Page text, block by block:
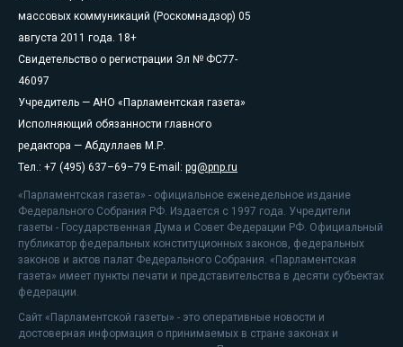
массовых коммуникаций (Роскомнадзор) 05
августа 2011 года. 18+
Свидетельство о регистрации Эл № ФС77-
46097
Учредитель — АНО «Парламентская газета»
Исполняющий обязанности главного
редактора — Абдуллаев М.Р.
Тел.: +7 (495) 637–69–79 E-mail: pg@pnp.ru
«Парламентская газета» - официальное еженедельное издание
Федерального Собрания РФ. Издается с 1997 года. Учредители
газеты - Государственная Дума и Совет Федерации РФ. Официальный
публикатор федеральных конституционных законов, федеральных
законов и актов палат Федерального Собрания. «Парламентская
газета» имеет пункты печати и представительства в десяти субъектах
федерации.
Сайт «Парламентской газеты» - это оперативные новости и
достоверная информация о принимаемых в стране законах и